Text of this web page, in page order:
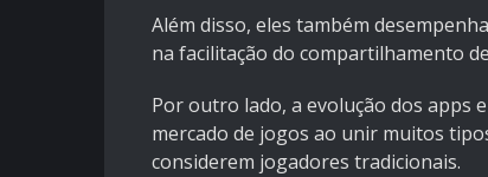
Além disso, eles também
na facilitação do compartilhamento
Por outro lado, a evolução dos apps
mercado de jogos ao unir muitos
considerem jogadores tradicionais.